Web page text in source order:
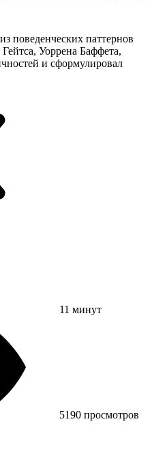
поведенческих паттернов
Уоррена Баффета,
и сформулировал
11 минут
5190 просмотров